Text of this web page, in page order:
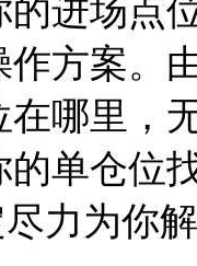
的进场点
方案。
哪里，
单仓位
力为你